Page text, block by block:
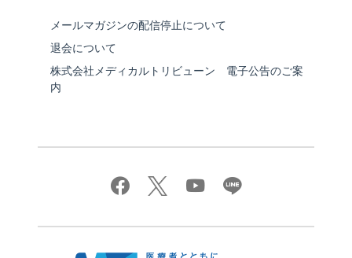
メールマガジンの配信停止について
退会について
株式会社メディカルトリビューン 電子公告のご案
内